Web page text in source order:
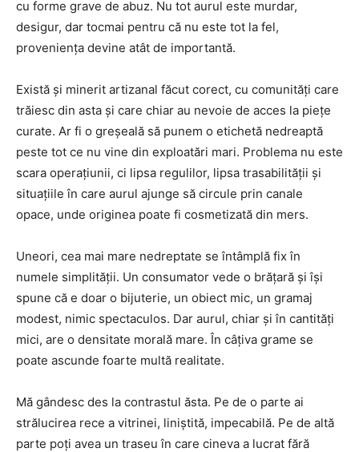
cu forme grave de abuz. Nu tot aurul este murdar,
desigur, dar tocmai pentru că nu este tot la fel,
proveniența devine atât de importantă.
Există și minerit artizanal făcut corect, cu comunități care
trăiesc din asta și care chiar au nevoie de acces la piețe
curate. Ar fi o greșeală să punem o etichetă nedreaptă
peste tot ce nu vine din exploatări mari. Problema nu este
scara operațiunii, ci lipsa regulilor, lipsa trasabilității și
situațiile în care aurul ajunge să circule prin canale
opace, unde originea poate fi cosmetizată din mers.
Uneori, cea mai mare nedreptate se întâmplă fix în
numele simplității. Un consumator vede o brățară și își
spune că e doar o bijuterie, un obiect mic, un gramaj
modest, nimic spectaculos. Dar aurul, chiar și în cantități
mici, are o densitate morală mare. În câțiva grame se
poate ascunde foarte multă realitate.
Mă gândesc des la contrastul ăsta. Pe de o parte ai
strălucirea rece a vitrinei, liniștită, impecabilă. Pe de altă
parte poți avea un traseu în care cineva a lucrat fără